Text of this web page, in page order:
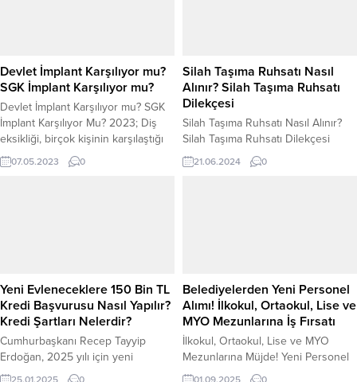
Vakıfları tarafından “Doğalgaz
Yardımı” başlığı altında nakit destek,
kömür...
iş gücü eksikliğini dengelemek,
istihdamı artırmak ve ülke...
Devlet İmplant Karşılıyor mu?
SGK İmplant Karşılıyor mu?
Devlet İmplant Karşılıyor mu? SGK
İmplant Karşılıyor Mu? 2023; Diş
eksikliği, birçok kişinin karşılaştığı
yaygın bir sorundur. Bu durum hem
estetik hem de fonksiyonel açıdan
07.05.2023 0
Silah Taşıma Ruhsatı Nasıl
Alınır? Silah Taşıma Ruhsatı
Dilekçesi
Silah Taşıma Ruhsatı Nasıl Alınır?
Silah Taşıma Ruhsatı Dilekçesi
2024; Silah, cephane ya da
patlayıcı madde bulundurmak
ruhsatı hangi meslekler alabilir?
Gibi...
21.06.2024 0
Yeni Evleneceklere 150 Bin TL
Kredi Başvurusu Nasıl Yapılır?
Kredi Şartları Nelerdir?
Cumhurbaşkanı Recep Tayyip
Erdoğan, 2025 yılı için yeni
evlenecek çiftlere yönelik büyük
25.01.2025 0
Belediyelerden Yeni Personel
Alımı! İlkokul, Ortaokul, Lise ve
MYO Mezunlarına İş Fırsatı
İlkokul, Ortaokul, Lise ve MYO
Mezunlarına Müjde! Yeni Personel
Alımı İlanları Yayımlandı Kamu
01.09.2025 0